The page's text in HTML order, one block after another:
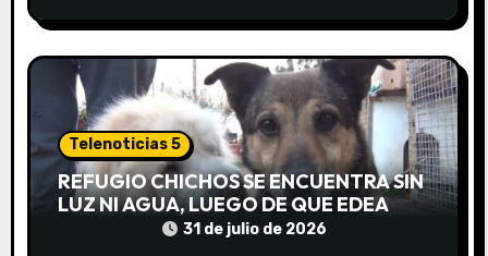
t
r
a
d
a
Telenoticias 5
REFUGIO CHICHOS SE ENCUENTRA SIN
LUZ NI AGUA, LUEGO DE QUE EDEA
CORTARA EL SUMINISTRO SIN AVISO
31 de julio de 2026